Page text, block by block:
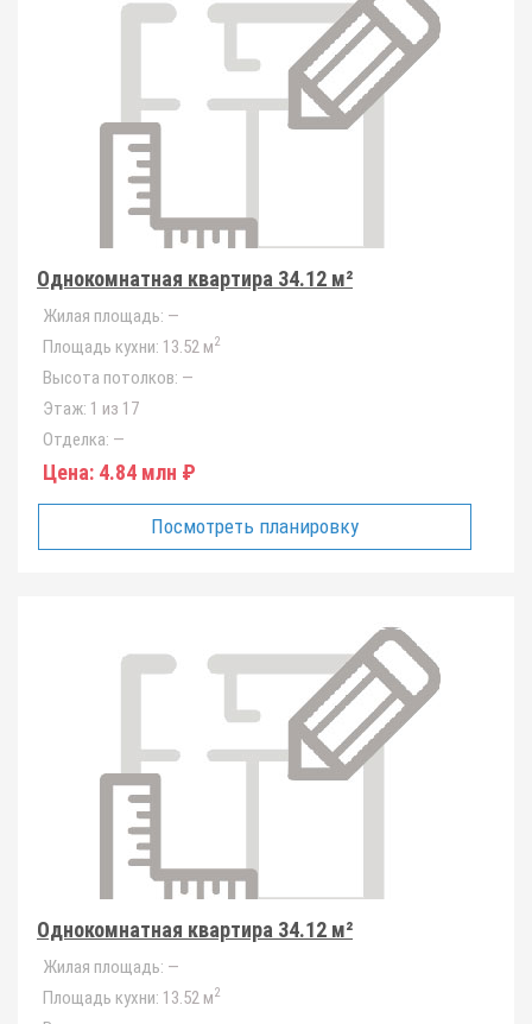
Однокомнатная квартира 34.12 м²
Жилая площадь: —
Площадь кухни: 13.52 м2
Высота потолков: —
Этаж: 1 из 17
Отделка: —
Цена: 4.84 млн ₽
Посмотреть планировку
Однокомнатная квартира 34.12 м²
Жилая площадь: —
Площадь кухни: 13.52 м2